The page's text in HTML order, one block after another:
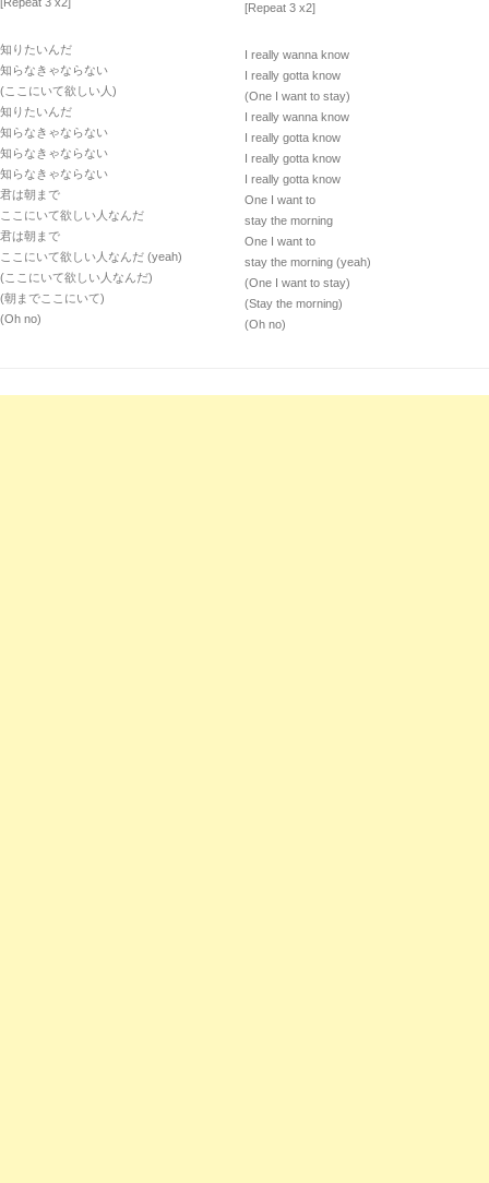
知りたいんだ
知らなきゃならない
(ここにいて欲しい人)
知りたいんだ
知らなきゃならない
知らなきゃならない
知らなきゃならない
君は朝まで
ここにいて欲しい人なんだ
君は朝まで
ここにいて欲しい人なんだ (yeah)
(ここにいて欲しい人なんだ)
(朝までここにいて)
(Oh no)
[Repeat 3 x2]
I really wanna know
I really gotta know
(One I want to stay)
I really wanna know
I really gotta know
I really gotta know
I really gotta know
One I want to
stay the morning
One I want to
stay the morning (yeah)
(One I want to stay)
(Stay the morning)
(Oh no)